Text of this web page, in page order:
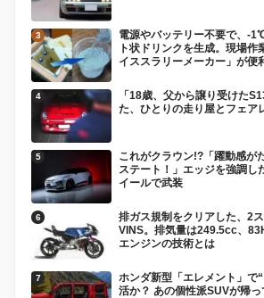
電源やバッテリー不要で、-
ト状ドリンクを生成。現場
イススラリーメーカー」が便
「18歳、父から譲り受けた
た、ひとりの走り屋とフェア
これがクラウン!?「躍動感が
ステート！」エッジを強調し
イールで武装
排ガス規制をクリアした、2ス
VINS。排気量は249.5cc、
エンジンの技術とは
ホンダ新型「エレメント」で
活か？ あの個性派SUVが帰